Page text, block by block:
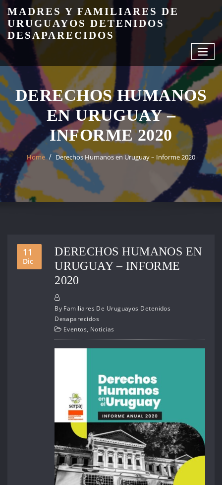
content
MADRES Y FAMILIARES DE
URUGUAYOS DETENIDOS
DESAPARECIDOS
DERECHOS HUMANOS
EN URUGUAY –
INFORME 2020
Home Derechos Humanos en Uruguay – Informe 2020
11
Dic
DERECHOS HUMANOS EN
URUGUAY – INFORME
2020
By Familiares De Uruguayos Detenidos
Desaparecidos
Eventos, Noticias